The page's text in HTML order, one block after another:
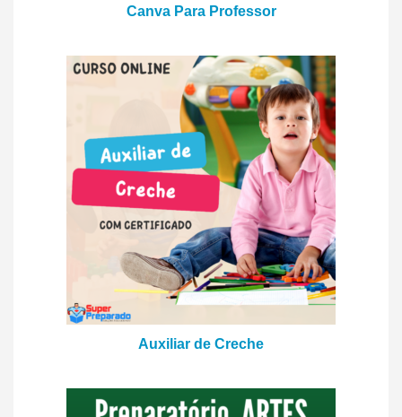
Canva Para Professor
Auxiliar de Creche